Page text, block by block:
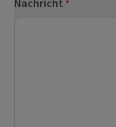
Nachricht *